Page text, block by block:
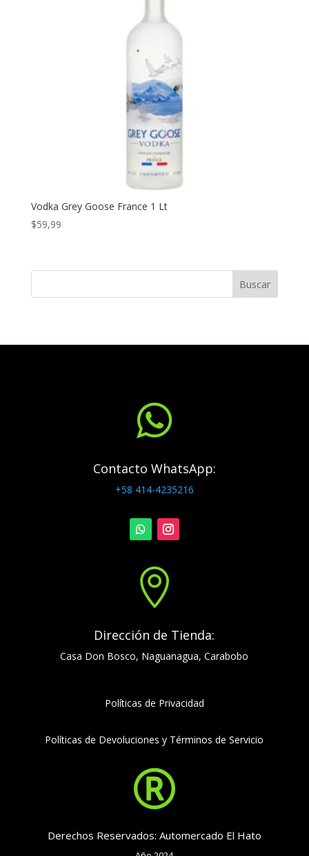
Vodka Grey Goose France 1 Lt
$59,99
Buscar

Contacto WhatsApp:
+58 414-4235216

Dirección de Tienda:
Casa Don Bosco, Naguanagua, Carabobo
Políticas de Privacidad
Políticas de Devoluciones y Términos de Servicio

Derechos Reservados: Automercado El Hato